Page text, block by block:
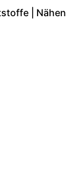
| Nähen